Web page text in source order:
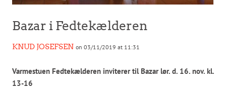
Bazar i Fedtekælderen
KNUD JOSEFSEN on 03/11/2019 at 11:31
Varmestuen Fedtekælderen inviterer til Bazar lør. d. 16. nov. kl.
13-16